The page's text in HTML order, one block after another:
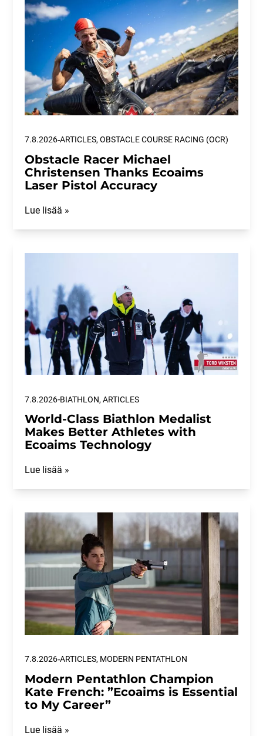
7.8.2026-ARTICLES, OBSTACLE COURSE RACING (OCR)
Obstacle Racer Michael
Christensen Thanks Ecoaims
Laser Pistol Accuracy
Lue lisää »
7.8.2026-BIATHLON, ARTICLES
World-Class Biathlon Medalist
Makes Better Athletes with
Ecoaims Technology
Lue lisää »
7.8.2026-ARTICLES, MODERN PENTATHLON
Modern Pentathlon Champion
Kate French: ”Ecoaims is Essential
to My Career”
Lue lisää »